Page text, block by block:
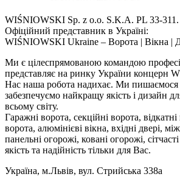
WIŚNIOWSKI Sp. z o.o. S.K.A. PL 33-
Офіційний представник в Україні:
WIŚNIOWSKI Ukraine – Ворота | Вікна |
Ми є цілеспрямованою командою
представляє на ринку України концерн
Нас наша робота надихає. Ми
забезпечуємо найкращу якість і дизайн
всьому світу.
Гаражні ворота, секційні ворота,
ворота, алюмінієві вікна, вхідні двері,
панельні огорожі, ковані огорожі,
якість та надійність тільки для Вас.
Україна, м.Львів, вул. Стрийська 338а